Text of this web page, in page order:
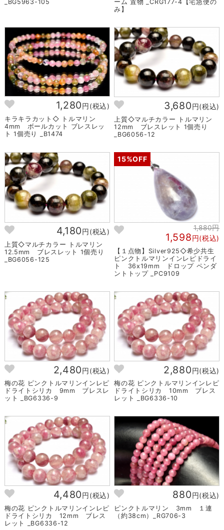
_BG5963-105
ーム 置物 _CRG177-4【宅急便の
み】
1,280円(税込)
キラキラカット◇ トルマリン
4mm ボールカット ブレスレッ
ト 1個売り _B1474
3,680円(税込)
上質◇マルチカラー トルマリン
12mm ブレスレット 1個売り
_BG6056-12
4,180円(税込)
上質◇マルチカラー トルマリン
12.5mm ブレスレット 1個売り
_BG6056-125
15%OFF
1,880円
1,598円(税込)
【１点物】Silver925◇希少共生
ピンクトルマリンインレピドライ
ト 36x19mm ドロップ ペンダ
ントトップ _PC9109
2,480円(税込)
梅の花 ピンクトルマリンインレピ
ドライトシリカ 9mm ブレスレ
ット _BG6336-9
2,880円(税込)
梅の花 ピンクトルマリンインレピ
ドライトシリカ 10mm ブレス
レット _BG6336-10
4,480円(税込)
梅の花 ピンクトルマリンインレピ
ドライトシリカ 12mm ブレス
レット _BG6336-12
880円(税込)
ピンクトルマリン 3mm １連
（約38cm）_RG706-3